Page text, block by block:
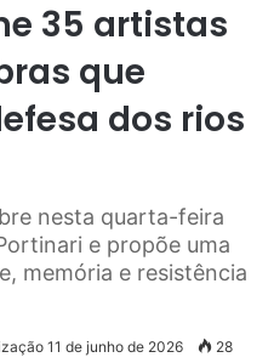
35 artistas
que
dos rios
nesta quarta-feira
e propõe uma
memória e resistência
11 de junho de 2026 28